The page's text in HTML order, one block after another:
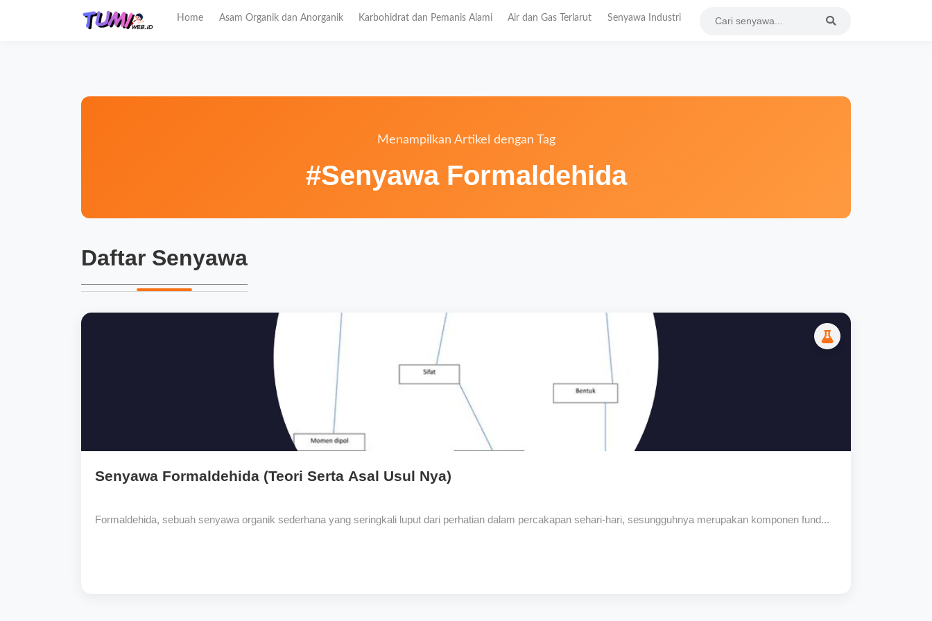
Home Asam Organik dan Anorganik Karbohidrat dan Pemanis Alami Air dan Gas Terlarut Senyawa Industri
Menampilkan Artikel dengan Tag
#Senyawa Formaldehida
Daftar Senyawa
Senyawa Formaldehida (Teori Serta Asal Usul Nya)
Formaldehida, sebuah senyawa organik sederhana yang seringkali luput dari perhatian dalam percakapan sehari-hari, sesungguhnya merupakan komponen fund...